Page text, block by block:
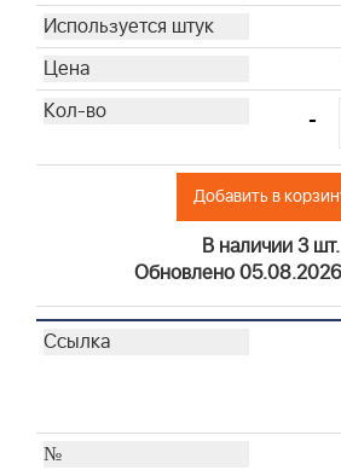
-
Добавить в
В наличии 3 шт.
Обновлено